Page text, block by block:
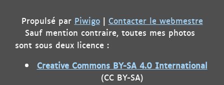
Propulsé par Piwigo| Contacter le webmestre
Sauf mention contraire, toutes mes photos
sont sous deux licence :
Creative Commons BY-SA 4.0 International
(CC BY-SA)